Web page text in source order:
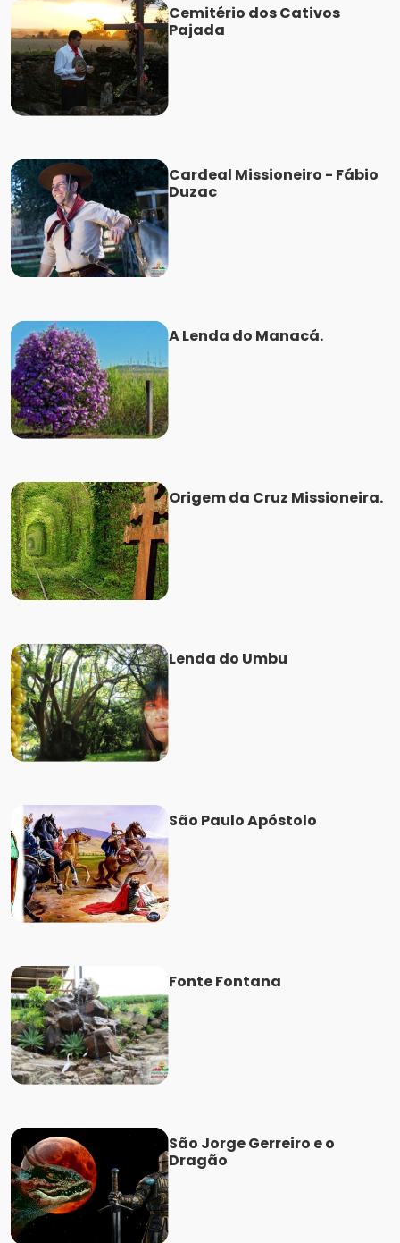
Cemitério dos Cativos
Pajada
Cardeal Missioneiro - Fábio
Duzac
A Lenda do Manacá.
Origem da Cruz Missioneira.
Lenda do Umbu
São Paulo Apóstolo
Fonte Fontana
São Jorge Gerreiro e o
Dragão